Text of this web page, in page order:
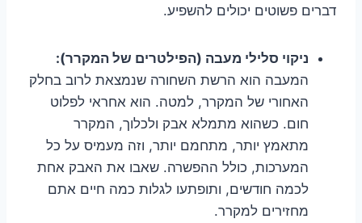
דברים פשוטים יכולים להשפיע.
ניקוי סלילי מעבה (הפילטרים של המקרר):
המעבה הוא הרשת השחורה שנמצאת לרוב בחלק
האחורי של המקרר, למטה. הוא אחראי לפלוט
חום. כשהוא מתמלא אבק ולכלוך, המקרר
מתאמץ יותר, מתחמם יותר, וזה מעמיס על כל
המערכות, כולל ההפשרה. שאבו את האבק אחת
לכמה חודשים, ותופתעו לגלות כמה חיים אתם
מחזירים למקרר.